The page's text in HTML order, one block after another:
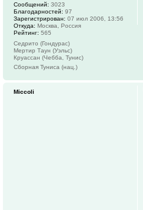
Сообщений: 3023
Благодарностей: 97
Зарегистрирован: 07 июл 2006, 13:56
Откуда: Москва, Россия
Рейтинг: 565
Седрито (Гондурас)
Мертир Таун (Уэльс)
Круассан (Чебба, Тунис)
Сборная Туниса (нац.)
Miccoli